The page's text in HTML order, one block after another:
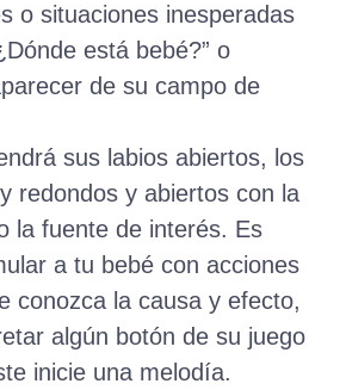
o situaciones inesperadas
está bebé?” o
de su campo de
sus labios abiertos, los
redondos y abiertos con la
la fuente de interés. Es
a tu bebé con acciones
conozca la causa y efecto,
algún botón de su juego
inicie una melodía.